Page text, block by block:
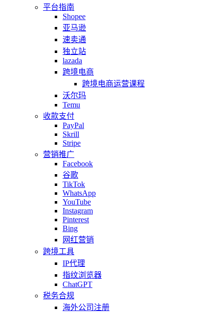
平台指南
Shopee
亚马逊
速卖通
独立站
lazada
跨境电商
跨境电商运营课程
沃尔玛
Temu
收款支付
PayPal
Skrill
Stripe
营销推广
Facebook
谷歌
TikTok
WhatsApp
YouTube
Instagram
Pinterest
Bing
网红营销
跨境工具
IP代理
指纹浏览器
ChatGPT
税务合规
海外公司注册